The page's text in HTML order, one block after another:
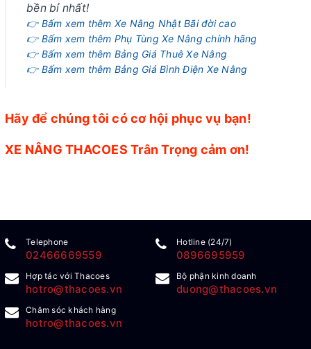
bền bỉ nhất!
👉 Bấm xem thêm Xe Nâng Nhật Bãi đời cao
👉 Bấm xem thêm Phụ Tùng Xe Nâng chính hãng
👉 Bấm xem thêm Bảng Giá Thuê Xe Nâng
👉 Bấm xem thêm Bảng Giá Bình Điện Xe Nâng
Hãy để chúng tôi có cơ hội phục vụ bạn!
XE NÂNG THACOES Trân Trọng cảm ơn!
Telephone
02466669559
Hotline (24/7)
0896695959
Hợp tác với Thacoes
hotro@thacoes.vn
Bộ phận kinh doanh
duong@thacoes.vn
Chăm sóc khách hàng
hotro@thacoes.vn